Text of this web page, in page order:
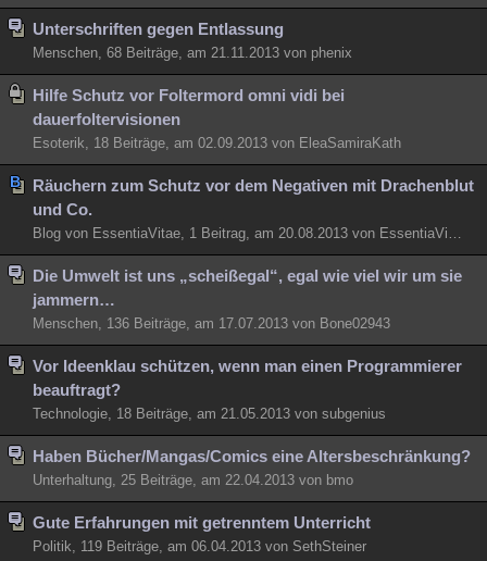
Unterschriften gegen Entlassung
Menschen, 68 Beiträge, am 21.11.2013 von phenix
Hilfe Schutz vor Foltermord omni vidi bei
dauerfoltervisionen
Esoterik, 18 Beiträge, am 02.09.2013 von EleaSamiraKath
Räuchern zum Schutz vor dem Negativen mit Drachenblut
und Co.
Blog von EssentiaVitae, 1 Beitrag, am 20.08.2013 von EssentiaVitae
Die Umwelt ist uns „scheißegal“, egal wie viel wir um sie
jammern…
Menschen, 136 Beiträge, am 17.07.2013 von Bone02943
Vor Ideenklau schützen, wenn man einen Programmierer
beauftragt?
Technologie, 18 Beiträge, am 21.05.2013 von subgenius
Haben Bücher/Mangas/Comics eine Altersbeschränkung?
Unterhaltung, 25 Beiträge, am 22.04.2013 von bmo
Gute Erfahrungen mit getrenntem Unterricht
Politik, 119 Beiträge, am 06.04.2013 von SethSteiner